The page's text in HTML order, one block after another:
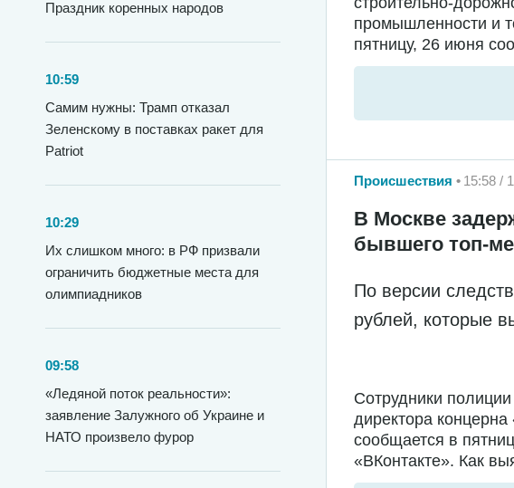
Праздник коренных народов
10:59
Самим нужны: Трамп отказал
Зеленскому в поставках ракет для
Patriot
10:29
Их слишком много: в РФ призвали
ограничить бюджетные места для
олимпиадников
09:58
«Ледяной поток реальности»:
заявление Залужного об Украине и
НАТО произвело фурор
промышленности и
пятницу, 26 июня
Происшествия 15:58 /
В Москве
бывшего топ-
По версии
рублей, которые
Сотрудники
директора
сообщается в
«ВКонтакте». Как